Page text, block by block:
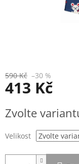
590 Kč –30 %
413 Kč
cena:
Zvolte
Velikost